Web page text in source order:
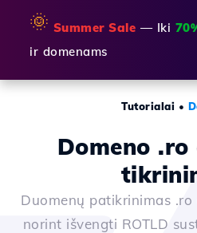
🌞 Summer Sale — Iki
ir domenams
Tutorialai •
Domeno .ro
Duomenų patikrinimas
norint išvengti ROTLD